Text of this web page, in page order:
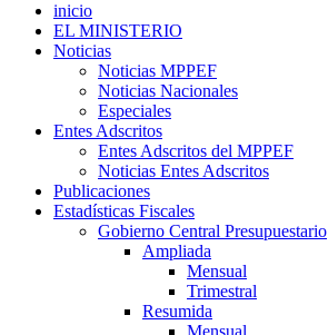
inicio
EL MINISTERIO
Noticias
Noticias MPPEF
Noticias Nacionales
Especiales
Entes Adscritos
Entes Adscritos del MPPEF
Noticias Entes Adscritos
Publicaciones
Estadísticas Fiscales
Gobierno Central Presupuestario
Ampliada
Mensual
Trimestral
Resumida
Mensual